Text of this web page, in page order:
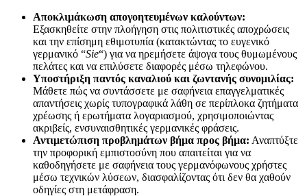
Αποκλιμάκωση απογοητευμένων καλούντων:
Εξασκηθείτε στην πλοήγηση στις πολιτιστικές αποχρώσεις
και την επίσημη εθιμοτυπία (κατακτώντας το ευγενικό
γερμανικό “Sie“) για να ηρεμήσετε άψογα τους θυμωμένους
πελάτες και να επιλύσετε διαφορές μέσω τηλεφώνου.
Υποστήριξη παντός καναλιού και ζωντανής συνομιλίας:
Μάθετε πώς να συντάσσετε με σαφήνεια επαγγελματικές
απαντήσεις χωρίς τυπογραφικά λάθη σε περίπλοκα ζητήματα
χρέωσης ή ερωτήματα λογαριασμού, χρησιμοποιώντας
ακριβείς, ενσυναισθητικές γερμανικές φράσεις.
Αντιμετώπιση προβλημάτων βήμα προς βήμα: Αναπτύξτε
την προφορική εμπιστοσύνη που απαιτείται για να
καθοδηγήσετε με σαφήνεια τους γερμανόφωνους χρήστες
μέσω τεχνικών λύσεων, διασφαλίζοντας ότι δεν θα χαθούν
οδηγίες στη μετάφραση.